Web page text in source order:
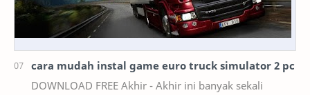
cara mudah instal game euro truck simulator 2 pc
DOWNLOAD FREE Akhir - Akhir ini banyak sekali